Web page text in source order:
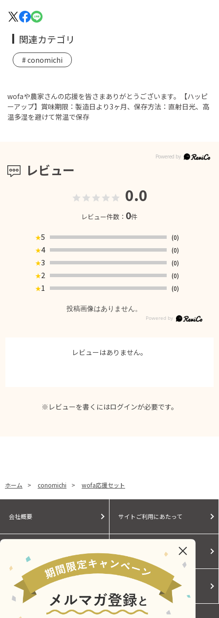
wofaや農家さんの応援を皆さまありがとうございます。【ハッピ
ーアップ】賞味期限：製造日より3ヶ月、保存方法：直射日光、高
温多湿を避けて常温で保存
レビュー
0.0
レビュー件数： 0件
★5
(0)
★4
(0)
★3
(0)
★2
(0)
★1 (0)
投稿画像はありません。
レビューはありません。
※レビューを書くにはログインが必要です。
関連カテゴリ
conomichi
ホーム > conomichi > wofa応援セット
会社概要 サイトご利用にあたって
Cookieポリシー ご利用規約